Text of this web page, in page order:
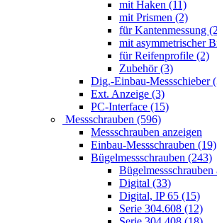
mit Haken (11)
mit Prismen (2)
für Kantenmessung
mit asymmetrischer
für Reifenprofile (2)
Zubehör (3)
Dig.-Einbau-Messschieber
Ext. Anzeige (3)
PC-Interface (15)
Messschrauben (596)
Messschrauben anzeigen
Einbau-Messschrauben (19)
Bügelmessschrauben (243)
Bügelmessschrauben
Digital (33)
Digital, IP 65 (15)
Serie 304.608 (12)